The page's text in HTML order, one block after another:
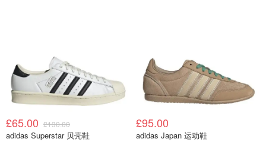
£65.00 £130.00
adidas Superstar 贝壳鞋
£95.00
adidas Japan 运动鞋